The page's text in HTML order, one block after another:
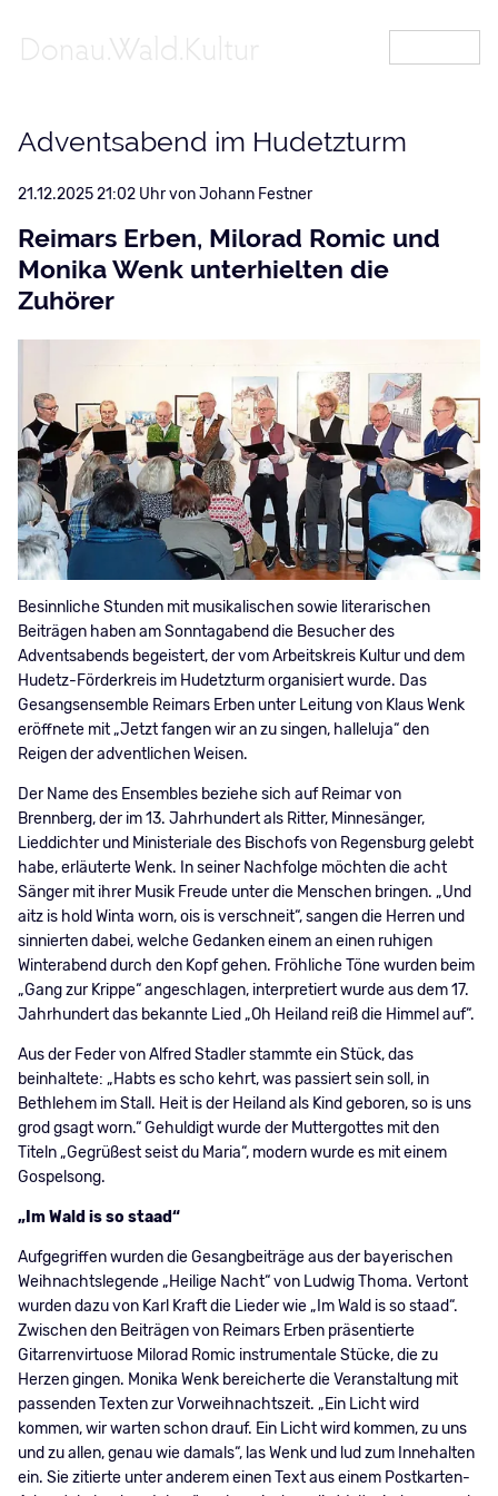
Adventsabend im Hudetzturm
21.12.2025 21:02 von Johann Festner
Reimars Erben, Milorad Romic und
Monika Wenk unterhielten die
Zuhörer
Besinnliche Stunden mit musikalischen sowie literarischen
Beiträgen haben am Sonntagabend die Besucher des
Adventsabends begeistert, der vom Arbeitskreis Kultur und dem
Hudetz-Förderkreis im Hudetzturm organisiert wurde. Das
Gesangsensemble Reimars Erben unter Leitung von Klaus Wenk
eröffnete mit „Jetzt fangen wir an zu singen, halleluja“ den
Reigen der adventlichen Weisen.
Der Name des Ensembles beziehe sich auf Reimar von
Brennberg, der im 13. Jahrhundert als Ritter, Minnesänger,
Lieddichter und Ministeriale des Bischofs von Regensburg gelebt
habe, erläuterte Wenk. In seiner Nachfolge möchten die acht
Sänger mit ihrer Musik Freude unter die Menschen bringen. „Und
aitz is hold Winta worn, ois is verschneit“, sangen die Herren und
sinnierten dabei, welche Gedanken einem an einen ruhigen
Winterabend durch den Kopf gehen. Fröhliche Töne wurden beim
„Gang zur Krippe“ angeschlagen, interpretiert wurde aus dem 17.
Jahrhundert das bekannte Lied „Oh Heiland reiß die Himmel auf“.
Aus der Feder von Alfred Stadler stammte ein Stück, das
beinhaltete: „Habts es scho kehrt, was passiert sein soll, in
Bethlehem im Stall. Heit is der Heiland als Kind geboren, so is uns
grod gsagt worn.“ Gehuldigt wurde der Muttergottes mit den
Titeln „Gegrüßest seist du Maria“, modern wurde es mit einem
Gospelsong.
„Im Wald is so staad“
Aufgegriffen wurden die Gesangbeiträge aus der bayerischen
Weihnachtslegende „Heilige Nacht“ von Ludwig Thoma. Vertont
wurden dazu von Karl Kraft die Lieder wie „Im Wald is so staad“.
Zwischen den Beiträgen von Reimars Erben präsentierte
Gitarrenvirtuose Milorad Romic instrumentale Stücke, die zu
Herzen gingen. Monika Wenk bereicherte die Veranstaltung mit
passenden Texten zur Vorweihnachtszeit. „Ein Licht wird
kommen, wir warten schon drauf. Ein Licht wird kommen, zu uns
und zu allen, genau wie damals“, las Wenk und lud zum Innehalten
ein. Sie zitierte unter anderem einen Text aus einem Postkarten-